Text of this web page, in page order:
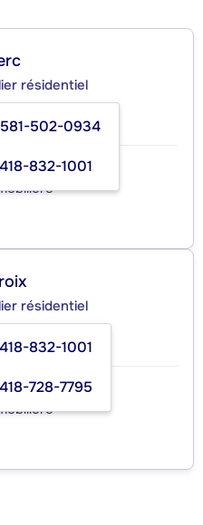
résidentiel
581-502-0934
832-1001
INC.
résidentiel
832-1001
728-7795
INC.